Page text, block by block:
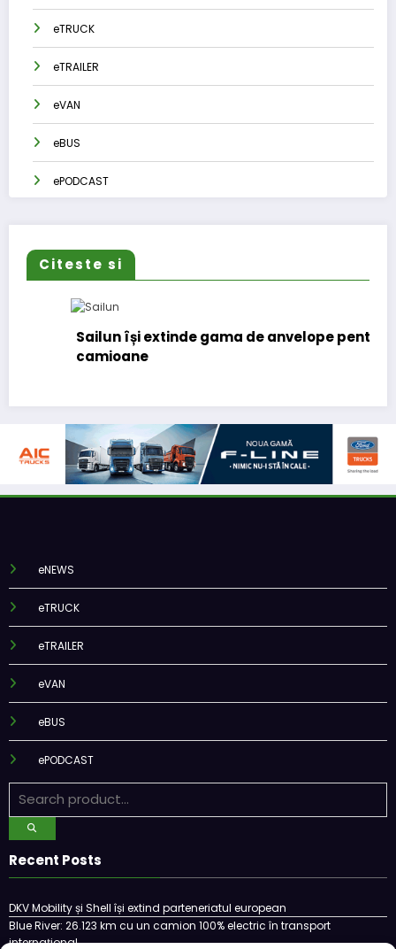
eTRUCK
eTRAILER
eVAN
eBUS
ePODCAST
Citeste si
Sailun își extinde gama de anvelope pentru
camioane
eNEWS
eTRUCK
eTRAILER
eVAN
eBUS
ePODCAST
Recent Posts
DKV Mobility și Shell își extind parteneriatul european
Blue River: 26.123 km cu un camion 100% electric în transport
internațional